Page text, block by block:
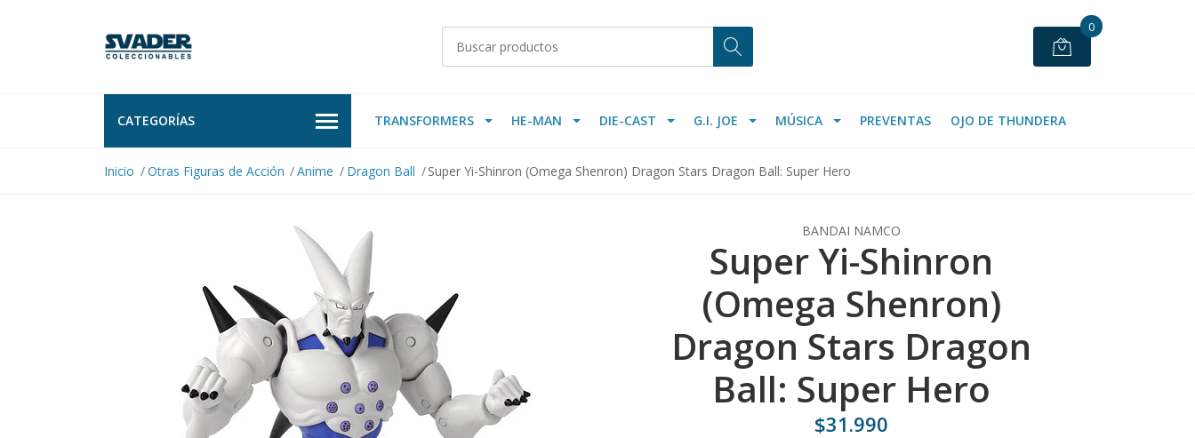
0
CATEGORÍAS TRANSFORMERS HE-MAN DIE-CAST G.I. JOE MÚSICA PREVENTAS OJO DE THUNDERA
Inicio Otras Figuras de Acción Anime Dragon Ball Super Yi-Shinron (Omega Shenron) Dragon Stars Dragon Ball: Super Hero
BANDAI NAMCO
Super Yi-Shinron
(Omega Shenron)
Dragon Stars Dragon
Ball: Super Hero
$31.990